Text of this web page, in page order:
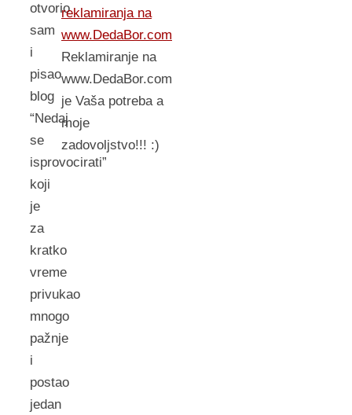
otvorio
sam
i
pisao
blog
“Nedaj
se
isprovocirati”
koji
je
za
kratko
vreme
privukao
mnogo
pažnje
i
postao
jedan
reklamiranja na
www.DedaBor.com
Reklamiranje na
www.DedaBor.com
je Vaša potreba a
moje
zadovoljstvo!!! :)